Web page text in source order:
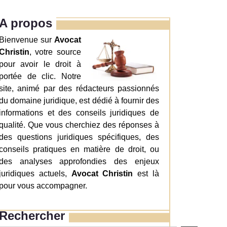
propos
sur Avocat
, votre source
avoir le droit à
de clic. Notre
animé par des rédacteurs passionnés
domaine juridique, est dédié à fournir des
et des conseils juridiques de
Que vous cherchiez des réponses à
questions juridiques spécifiques, des
pratiques en matière de droit, ou
analyses approfondies des enjeux
actuels, Avocat Christin est là
vous accompagner.